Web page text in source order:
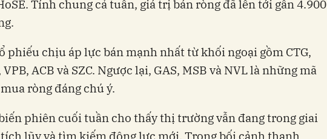
Tính chung cả tuần, giá trị bán ròng đã lên tới gần 4.900
phiếu chịu áp lực bán mạnh nhất từ khối ngoại gồm CTG,
ACB và SZC. Ngược lại, GAS, MSB và NVL là những mã
ròng đáng chú ý.
phiên cuối tuần cho thấy thị trường vẫn đang trong giai
lũy và tìm kiếm động lực mới. Trong bối cảnh thanh